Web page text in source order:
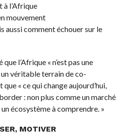
à l’Afrique
mouvement
aussi comment échouer sur le
l’Afrique « n’est pas une
véritable terrain de co-
« ce qui change aujourd’hui,
: non plus comme un marché
écosystème à comprendre. »
MOTIVER